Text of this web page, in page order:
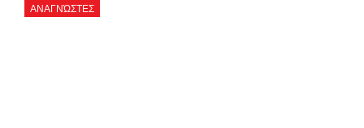
ΑΝΑΓΝΏΣΤΕΣ